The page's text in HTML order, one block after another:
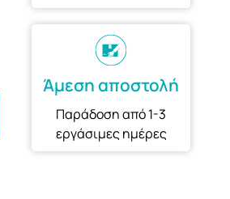
Άμεση αποστολή
Παράδοση από 1-3
εργάσιμες ημέρες